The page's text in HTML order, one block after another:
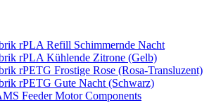
rPLA Refill Schimmernde Nacht
rPLA Kühlende Zitrone (Gelb)
rPETG Frostige Rose (Rosa-Transluzent)
rPETG Gute Nacht (Schwarz)
Feeder Motor Components